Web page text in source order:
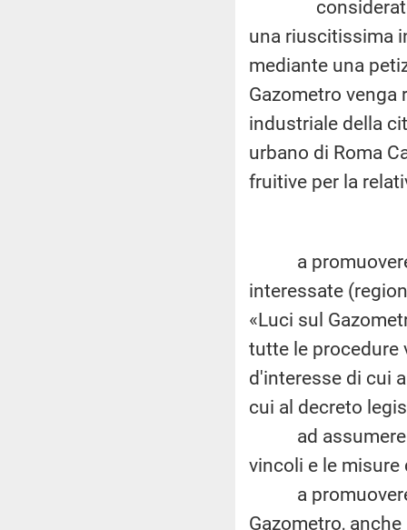
considerato
una riuscitissima
mediante una
Gazometro
industriale della
urbano di Roma
fruitive per la
a promuovere
interessate
«Luci sul
tutte le procedure
d'interesse di cui
cui al decreto
ad assumere le
vincoli e le misure
a promuovere
Gazometro,